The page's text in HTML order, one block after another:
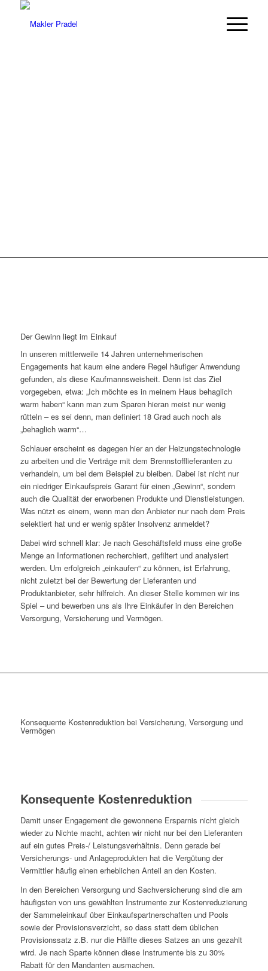
Der Gewinn liegt im Einkauf
In unseren mittlerweile 14 Jahren unternehmerischen
Engagements hat kaum eine andere Regel häufiger Anwendung
gefunden, als diese Kaufmannsweisheit. Denn ist das Ziel
vorgegeben, etwa: „Ich möchte es in meinem Haus behaglich
warm haben“ kann man zum Sparen hieran meist nur wenig
rütteln – es sei denn, man definiert 18 Grad auch noch als
„behaglich warm“…
Schlauer erscheint es dagegen hier an der Heizungstechnologie
zu arbeiten und die Verträge mit dem Brennstofflieferanten zu
verhandeln, um bei dem Beispiel zu bleiben. Dabei ist nicht nur
ein niedriger Einkaufspreis Garant für einen „Gewinn“, sondern
auch die Qualität der erworbenen Produkte und Dienstleistungen.
Was nützt es einem, wenn man den Anbieter nur nach dem Preis
selektiert hat und er wenig später Insolvenz anmeldet?
Dabei wird schnell klar: Je nach Geschäftsfeld muss eine große
Menge an Informationen recherchiert, gefiltert und analysiert
werden. Um erfolgreich „einkaufen“ zu können, ist Erfahrung,
nicht zuletzt bei der Bewertung der Lieferanten und
Produktanbieter, sehr hilfreich. An dieser Stelle kommen wir ins
Spiel – und bewerben uns als Ihre Einkäufer in den Bereichen
Versorgung, Versicherung und Vermögen.
Konsequente Kostenreduktion bei Versicherung, Versorgung und
Vermögen
Konsequente Kostenreduktion
Damit unser Engagement die gewonnene Ersparnis nicht gleich
wieder zu Nichte macht, achten wir nicht nur bei den Lieferanten
auf ein gutes Preis-/ Leistungsverhältnis. Denn gerade bei
Versicherungs- und Anlageprodukten hat die Vergütung der
Vermittler häufig einen erheblichen Anteil an den Kosten.
In den Bereichen Versorgung und Sachversicherung sind die am
häufigsten von uns gewählten Instrumente zur Kostenreduzierung
der Sammeleinkauf über Einkaufspartnerschaften und Pools
sowie der Provisionsverzicht, so dass statt dem üblichen
Provisionssatz z.B. nur die Hälfte dieses Satzes an uns gezahlt
wird. Je nach Sparte können diese Instrumente bis zu 30%
Rabatt für den Mandanten ausmachen.